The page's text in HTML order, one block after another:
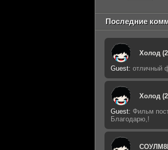
Последние
Холод
Guest: отличный
Холод
Guest: Фильм
Благодарю,!